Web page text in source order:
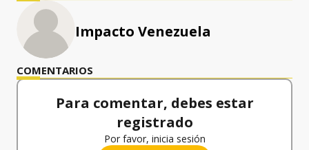
Impacto Venezuela
COMENTARIOS
Para comentar, debes estar
registrado
Por favor, inicia sesión